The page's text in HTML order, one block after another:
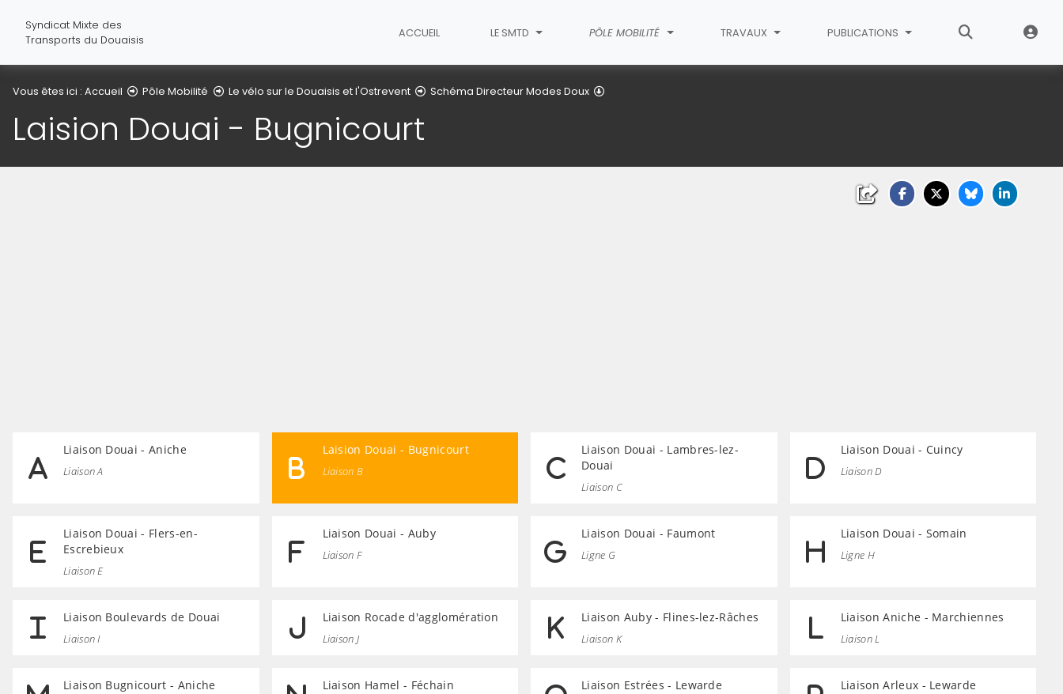
Syndicat Mixte des
Transports du Douaisis
ACCUEIL LE SMTD PÔLE MOBILITÉ TRAVAUX PUBLICATIONS
Vous êtes ici : Accueil Pôle Mobilité Le vélo sur le Douaisis et l'Ostrevent Schéma Directeur Modes Doux
Laision Douai - Bugnicourt
Liaison Douai - Aniche
Liaison A
Laision Douai - Bugnicourt
Liaison B
Liaison Douai - Lambres-lez-
Douai
Liaison C
Liaison Douai - Cuincy
Liaison D
Liaison Douai - Flers-en-
Escrebieux
Liaison E
Liaison Douai - Auby
Liaison F
Liaison Douai - Faumont
Ligne G
Liaison Douai - Somain
Ligne H
Liaison Boulevards de Douai
Liaison I
Liaison Rocade d'agglomération
Liaison J
Liaison Auby - Flines-lez-Râches
Liaison K
Liaison Aniche - Marchiennes
Liaison L
Liaison Bugnicourt - Aniche Liaison Hamel - Féchain Liaison Estrées - Lewarde Liaison Arleux - Lewarde